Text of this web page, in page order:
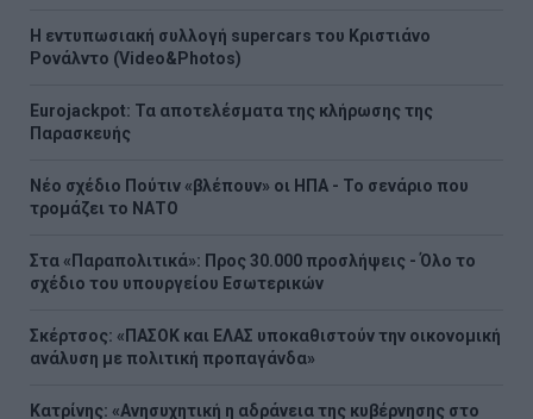
H εντυπωσιακή συλλογή supercars του Κριστιάνο
Ρονάλντο (Video&Photos)
Eurojackpot: Τα αποτελέσματα της κλήρωσης της
Παρασκευής
Νέο σχέδιο Πούτιν «βλέπουν» οι ΗΠΑ - Το σενάριο που
τρομάζει το ΝΑΤΟ
Στα «Παραπολιτικά»: Προς 30.000 προσλήψεις - Όλο το
σχέδιο του υπουργείου Εσωτερικών
Σκέρτσος: «ΠΑΣΟΚ και ΕΛΑΣ υποκαθιστούν την οικονομική
ανάλυση με πολιτική προπαγάνδα»
Κατρίνης: «Ανησυχητική η αδράνεια της κυβέρνησης στο